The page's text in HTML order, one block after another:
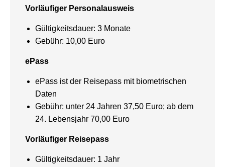
Vorläufiger Personalausweis
Gültigkeitsdauer: 3 Monate
Gebühr: 10,00 Euro
ePass
ePass ist der Reisepass mit biometrischen
Daten
Gebühr: unter 24 Jahren 37,50 Euro; ab dem
24. Lebensjahr 70,00 Euro
Vorläufiger Reisepass
Gültigkeitsdauer: 1 Jahr